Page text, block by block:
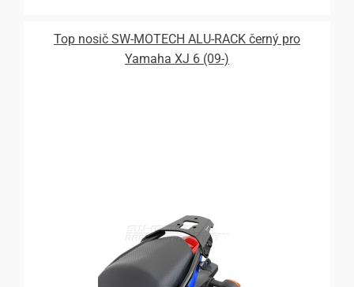
Top nosič SW-MOTECH ALU-RACK černý pro
Yamaha XJ 6 (09-)